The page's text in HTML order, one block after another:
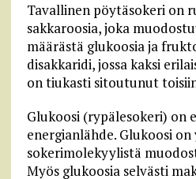
Tavallinen pöytäsokeri on
sakkaroosia, joka
määrästä glukoosia ja
disakkaridi, jossa kaksi
on tiukasti sitoutunut
Glukoosi (rypälesokeri) on
energianlähde. Glukoosi on
sokerimolekyylistä
Myös glukoosia selvästi